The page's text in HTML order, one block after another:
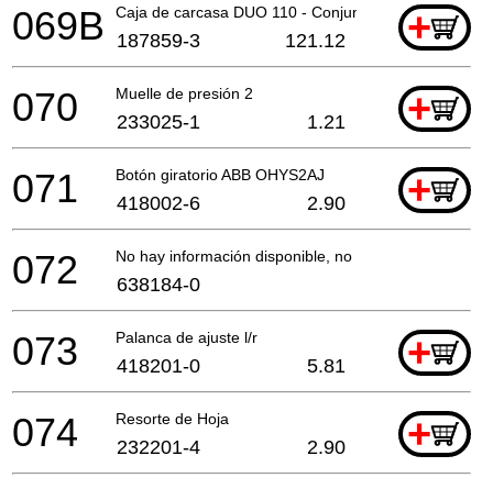
Caja de carcasa DUO 110 - Conjunto +
069B 187859-3 121.12
Muelle de presión 2 +
070 233025-1 1.21
Botón giratorio ABB OHYS2AJ +
071 418002-6 2.90
No hay información disponible, no se puede pedir
072 638184-0
Palanca de ajuste l/r +
073 418201-0 5.81
Resorte de Hoja +
074 232201-4 2.90